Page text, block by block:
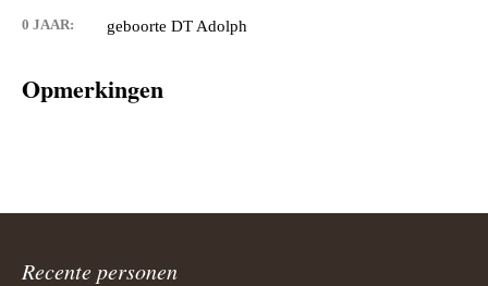
0 JAAR: geboorte DT Adolph
Opmerkingen
Recente personen